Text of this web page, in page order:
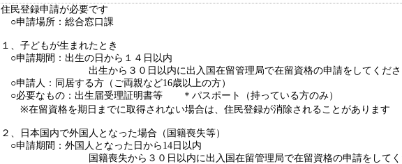
住民登録申請が必要です
○申請場所：総合窓口課
１、子どもが生まれたとき
○申請期間：出生の日から１４日以内
出生から３０日以内に出入国在留管理局で在留資格の申請をしてくださ
○申請人：同居する方（ご両親など16歳以上の方）
○必要なもの：出生届受理証明書等 ＊パスポート（持っている方のみ）
※在留資格を期日までに取得されない場合は、住民登録が消除されることがあります
２、日本国内で外国人となった場合（国籍喪失等）
○申請期間：外国人となった日から14日以内
国籍喪失から３０日以内に出入国在留管理局で在留資格の申請をしてくだ